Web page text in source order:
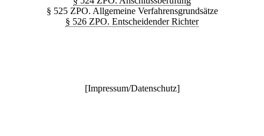
§ 525 ZPO. Allgemeine Verfahrensgrundsätze
§ 526 ZPO. Entscheidender Richter
[Impressum/Datenschutz]